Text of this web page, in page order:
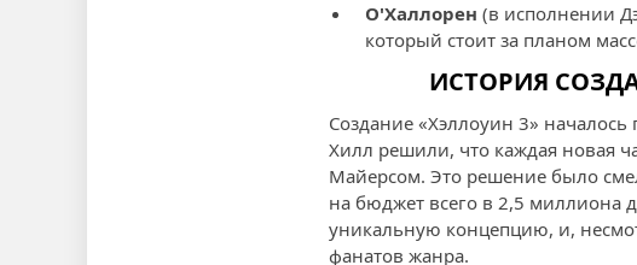
О'Халлорен (в исполнении
который стоит за планом
ИСТОРИЯ
Создание «Хэллоуин 3»
Хилл решили, что каждая новая
Майерсом. Это решение было
на бюджет всего в 2,5 миллиона
уникальную концепцию, и,
фанатов жанра.